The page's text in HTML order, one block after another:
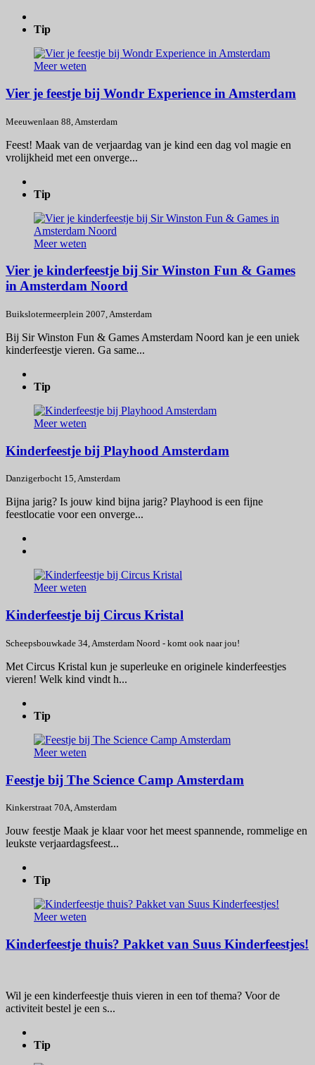
Tip
Meer weten
Vier je feestje bij Wondr Experience in Amsterdam
Meeuwenlaan 88, Amsterdam
Feest! Maak van de verjaardag van je kind een dag vol magie en
vrolijkheid met een onverge...
Tip
Meer weten
Vier je kinderfeestje bij Sir Winston Fun & Games
in Amsterdam Noord
Buikslotermeerplein 2007, Amsterdam
Bij Sir Winston Fun & Games Amsterdam Noord kan je een uniek
kinderfeestje vieren. Ga same...
Tip
Meer weten
Kinderfeestje bij Playhood Amsterdam
Danzigerbocht 15, Amsterdam
Bijna jarig? Is jouw kind bijna jarig? Playhood is een fijne
feestlocatie voor een onverge...
Meer weten
Kinderfeestje bij Circus Kristal
Scheepsbouwkade 34, Amsterdam Noord - komt ook naar jou!
Met Circus Kristal kun je superleuke en originele kinderfeestjes
vieren! Welk kind vindt h...
Tip
Meer weten
Feestje bij The Science Camp Amsterdam
Kinkerstraat 70A, Amsterdam
Jouw feestje Maak je klaar voor het meest spannende, rommelige en
leukste verjaardagsfeest...
Tip
Meer weten
Kinderfeestje thuis? Pakket van Suus Kinderfeestjes!
Wil je een kinderfeestje thuis vieren in een tof thema? Voor de
activiteit bestel je een s...
Tip